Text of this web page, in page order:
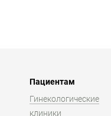
Пациентам
Гинекологические
клиники